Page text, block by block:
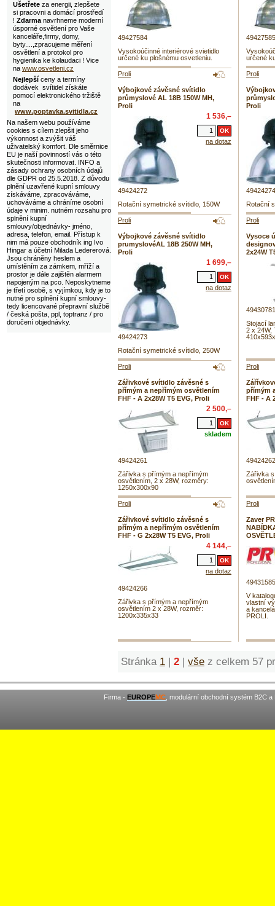
49427584
Vysokoúčinné interiérové svietidlo
určené ku plošnému osvetleniu.
49427585
určené
Proli
Výbojkové závěsné svítidlo
průmyslové AL 18B 150W MH,
Proli
1 536,–
na dotaz
49424272
Rotační symetrické svítidlo, 150W
Proli
Proli
49424274
Rotační
Proli
Výbojkové závěsné svítidlo
prumyslovéAL 18B 250W MH,
Proli
1 699,–
na dotaz
49424273
Rotační symetrické svítidlo, 250W
Proli
Vysoce
2x24W
49430781
Stojací
2 x 24W,
Proli
Zářivkové svítidlo závěsné s
přímým a nepřímým osvětlením
FHF - A 2x28W T5 EVG, Proli
2 500,–
skladem
49424261
Zářivka s přímým a nepřímým
osvětlením, 2 x 28W, rozměry:
1250x300x90
Proli
přímým
FHF - A
49424262
Zářivka
Proli
Zářivkové svítidlo závěsné s
přímým a nepřímým osvětlením
FHF - G 2x28W T5 EVG, Proli
4 144,–
na dotaz
49424266
Zářivka s přímým a nepřímým
osvětlením 2 x 28W, rozměr:
1200x335x33
Proli
Zaver
49431585
V
vlastní
a
PROLI.
Stránka 1 | 2 | vše z celkem 57
Ušetřete za energii, zlepšete
si pracovni a domácí prostředí
! Zdarma navrhneme moderní
úsporné osvětlení pro Vaše
kanceláře,firmy, domy,
byty....,zpracujeme měření
osvětlení a protokol pro
hygienika ke kolaudaci ! Vice
na www.osvetleni.cz
Nejlepší ceny a termíny
dodávek svítidel získáte
pomocí elektronického tržiště
na
www.poptavka.svitidla.cz
Na našem webu používáme
cookies s cílem zlepšit jeho
výkonnost a zvýšit váš
uživatelský komfort. Dle směrnice
EU je naší povinností vás o této
skutečnosti informovat. INFO a
zásady ochrany osobních údajů
dle GDPR od 25.5.2018. Z důvodu
plnění uzavřené kupní smlouvy
získáváme, zpracováváme,
uchováváme a chráníme osobní
údaje v minim. nutném rozsahu pro
splnění kupní
smlouvy/objednávky- jméno,
adresa, telefon, email. Přístup k
nim má pouze obchodník ing Ivo
Hingar a účetní Milada Ledererová.
Jsou chráněny heslem a
umístěním za zámkem, mříží a
prostor je dále zajištěn alarmem
napojeným na pco. Neposkytneme
je třetí osobě, s vyjímkou, kdy je to
nutné pro splnění kupní smlouvy-
tedy licencované přepravní službě
/ česká pošta, ppl, toptranz / pro
doručení objednávky.
Firma - EUROPEMC , modulární obchodní systém B2C